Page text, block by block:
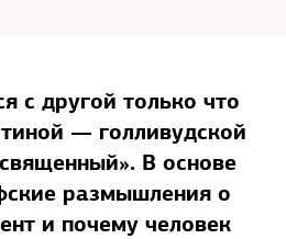
с другой только что
— голливудской
В основе
размышления о
и почему человек